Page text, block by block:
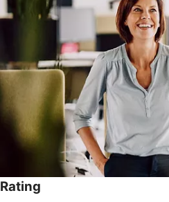
Rating